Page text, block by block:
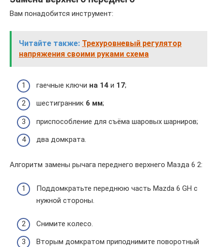
Вам понадобится инструмент:
Читайте также: Трехуровневый регулятор
напряжения своими руками схема
гаечные ключи на 14 и 17;
шестигранник 6 мм;
приспособление для съёма шаровых шарниров;
два домкрата.
Алгоритм замены рычага переднего верхнего Мазда 6 2:
Поддомкратьте переднюю часть Mazda 6 GH с
нужной стороны.
Снимите колесо.
Вторым домкратом приподнимите поворотный